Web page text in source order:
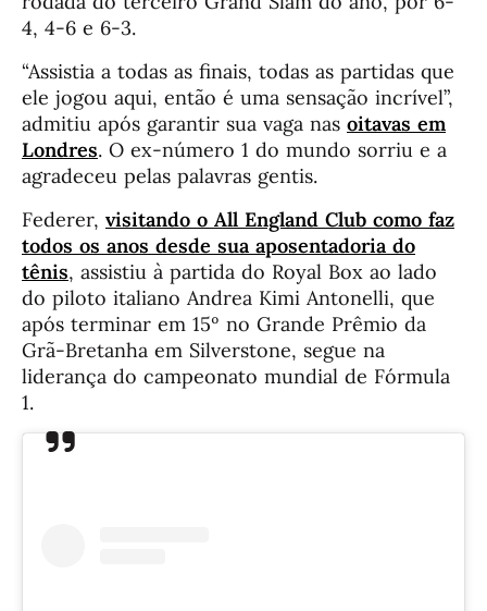
4, 4-6 e 6-3.
“Assistia a todas as finais, todas as partidas que
ele jogou aqui, então é uma sensação incrível”,
admitiu após garantir sua vaga nas oitavas em
Londres. O ex-número 1 do mundo sorriu e a
agradeceu pelas palavras gentis.
Federer, visitando o All England Club como faz
todos os anos desde sua aposentadoria do
tênis, assistiu à partida do Royal Box ao lado
do piloto italiano Andrea Kimi Antonelli, que
após terminar em 15º no Grande Prêmio da
Grã-Bretanha em Silverstone, segue na
liderança do campeonato mundial de Fórmula
1.